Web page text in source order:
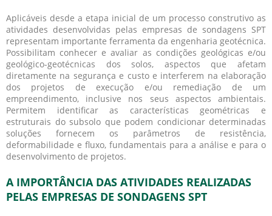
Aplicáveis desde a etapa inicial de um processo construtivo as
atividades desenvolvidas pelas empresas de sondagens SPT
representam importante ferramenta da engenharia geotécnica.
Possibilitam conhecer e avaliar as condições geológicas e/ou
geológico-geotécnicas dos solos, aspectos que afetam
diretamente na segurança e custo e interferem na elaboração
dos projetos de execução e/ou remediação de um
empreendimento, inclusive nos seus aspectos ambientais.
Permitem identificar as características geométricas e
estruturais do subsolo que podem condicionar determinadas
soluções fornecem os parâmetros de resistência,
deformabilidade e fluxo, fundamentais para a análise e para o
desenvolvimento de projetos.
A IMPORTÂNCIA DAS ATIVIDADES REALIZADAS
PELAS EMPRESAS DE SONDAGENS SPT